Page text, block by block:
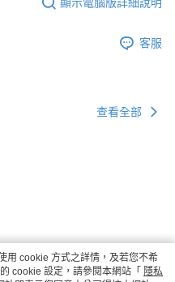
客服
查看全部
用 cookie 方式之詳情，及若您不希
cookie 設定，請參閱本網站「 隱私